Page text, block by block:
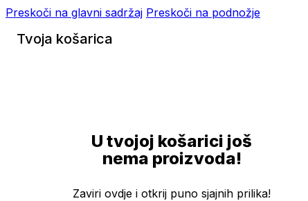
Preskoči na glavni sadržaj Preskoči na podnožje
Tvoja košarica
U tvojoj košarici još
nema proizvoda!
Zaviri ovdje i otkrij puno sjajnih prilika!